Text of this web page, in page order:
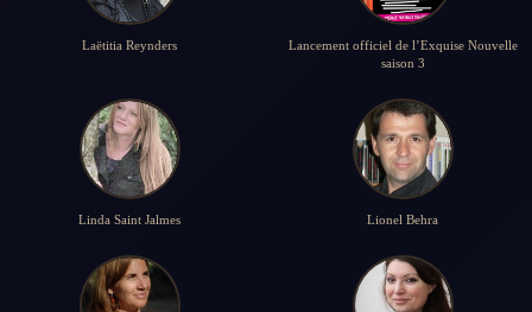
Laëtitia Reynders
Lancement officiel de l’Exquise Nouvelle
saison 3
Linda Saint Jalmes Lionel Behra